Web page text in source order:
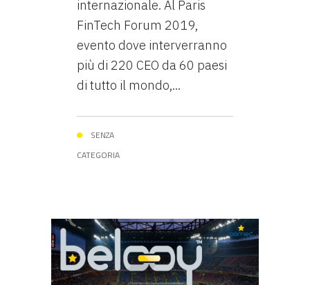
internazionale. Al Paris
FinTech Forum 2019,
evento dove interverranno
più di 220 CEO da 60 paesi
di tutto il mondo,...
SENZA
CATEGORIA